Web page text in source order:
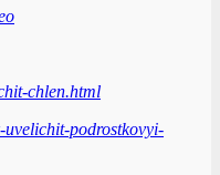
chlen.html
podrostkovyi-